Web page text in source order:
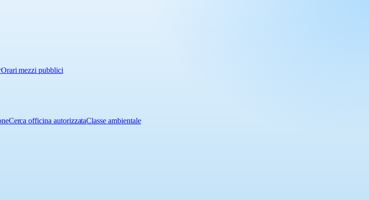
Orari mezzi pubblici
Cerca officina autorizzataClasse ambientale